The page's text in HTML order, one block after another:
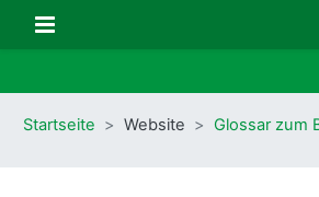
Website-Übersicht
Startseite Website Glossar zum